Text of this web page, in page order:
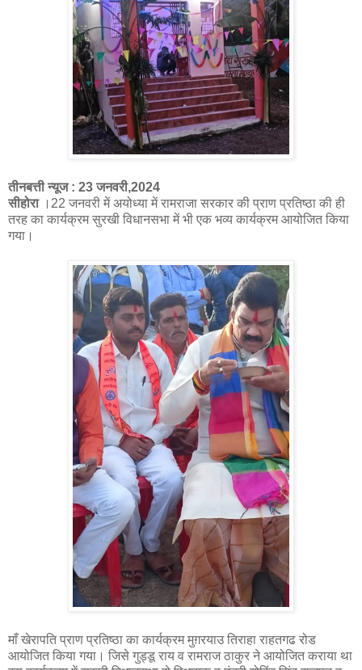
तीनबत्ती न्यूज : 23 जनवरी,2024
सीहोरा।22 जनवरी में अयोध्या में रामराजा सरकार की प्राण प्रतिष्ठा की ही
तरह का कार्यक्रम सुरखी विधानसभा में भी एक भव्य कार्यक्रम आयोजित किया
गया।
माँ खेरापति प्राण प्रतिष्ठा का कार्यक्रम मुग़रयाउ तिराहा राहतगढ रोड
आयोजित किया गया। जिसे गुड्डू राय व रामराज ठाकुर ने आयोजित कराया था